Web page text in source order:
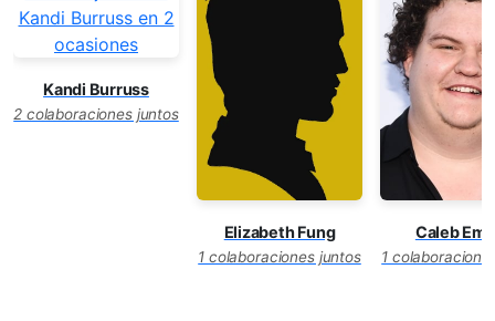
Kandi Burruss
2 colaboraciones juntos
Elizabeth Fung
1 colaboraciones juntos
Caleb
1